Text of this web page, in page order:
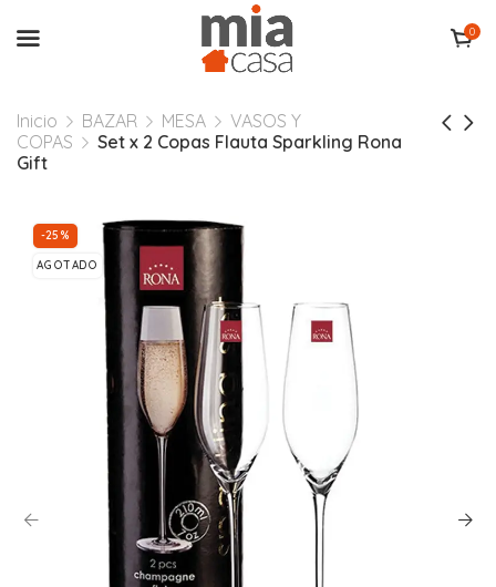
0
Inicio BAZAR MESA
VASOS Y
COPAS
Set x 2 Copas Flauta Sparkling Rona
Gift
-25%
AGOTADO